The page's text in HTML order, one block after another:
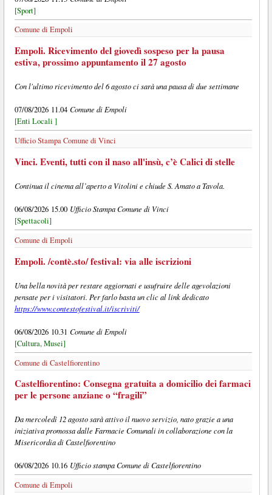
[Sport]
Comune di Empoli
Empoli. Ricevimento del giovedì sospeso per la pausa
estiva, prossimo appuntamento il 27 agosto
Con l'ultimo ricevimento del 6 agosto ci sarà una pausa di due settimane
07/08/2026 11.04 Comune di Empoli
[Enti Locali ]
Ufficio Stampa Comune di Vinci
Vinci. Eventi, tutti con il naso all'insù, c’è Calici di stelle
Continua il cinema all’aperto a Vitolini e chiude S. Amato a Tavola.
06/08/2026 15.00 Ufficio Stampa Comune di Vinci
[Spettacoli]
Comune di Empoli
Empoli. /contè.sto/ festival: via alle iscrizioni
Una bella novità per restare aggiornati e usufruire delle agevolazioni
pensate per i visitatori. Per farlo basta un clic al link dedicato
https://www.contestofestival.it/iscriviti/
06/08/2026 10.31 Comune di Empoli
[Cultura, Musei]
Comune di Castelfiorentino
Castelfiorentino: Consegna gratuita a domicilio dei farmaci
per le persone anziane o “fragili”
Da mercoledì 12 agosto sarà attivo il nuovo servizio, nato grazie a una
iniziativa promossa dalle Farmacie Comunali in collaborazione con la
Misericordia di Castelfiorentino
06/08/2026 10.16 Ufficio stampa Comune di Castelfiorentino
Comune di Empoli